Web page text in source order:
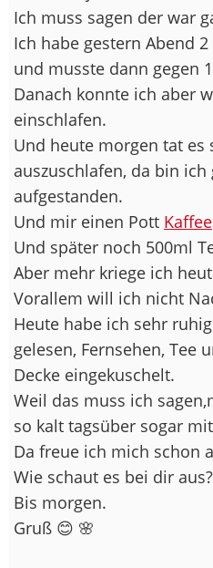
Ich muss sagen der war
Ich habe gestern Abend
und musste dann gegen
Danach konnte ich aber
einschlafen.
Und heute morgen tat es
auszuschlafen, da bin ich
aufgestanden.
Und mir einen Pott Kaffee
Und später noch 500ml
Aber mehr kriege ich
Vorallem will ich nicht
Heute habe ich sehr
gelesen, Fernsehen, Tee
Decke eingekuschelt.
Weil das muss ich
so kalt tagsüber sogar
Da freue ich mich schon
Wie schaut es bei dir aus?
Bis morgen.
Gruß 😊 🌸